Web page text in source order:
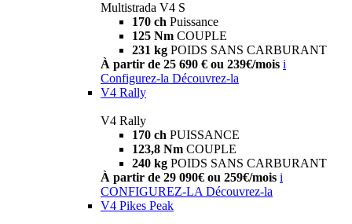
Multistrada V4 S
170 ch Puissance
125 Nm COUPLE
231 kg POIDS SANS CARBURANT
À partir de 25 690 € ou 239€/mois i
Configurez-la Découvrez-la
V4 Rally
V4 Rally
170 ch PUISSANCE
123,8 Nm COUPLE
240 kg POIDS SANS CARBURANT
À partir de 29 090€ ou 259€/mois i
CONFIGUREZ-LA Découvrez-la
V4 Pikes Peak